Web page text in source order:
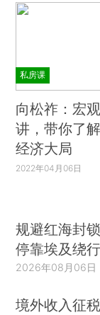
私房课
向松祚：宏
讲，带你了
经济大局
2022年04月06日
规避红海封
停靠埃及绕
2026年08月06日
境外收入征